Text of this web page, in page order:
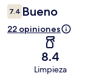
7.4 Bueno
22 opiniones
8.4
Limpieza